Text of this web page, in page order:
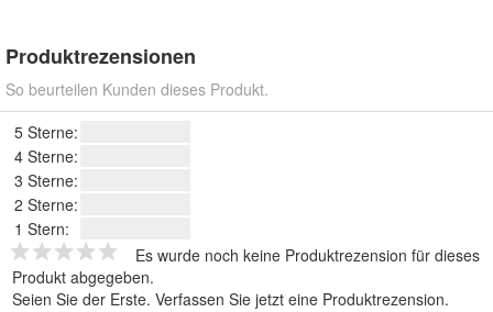
Produktrezensionen
So beurteilen Kunden dieses Produkt.
5 Sterne:
4 Sterne:
3 Sterne:
2 Sterne:
1 Stern:
Es wurde noch keine Produktrezension für dieses
Produkt abgegeben.
Seien Sie der Erste. Verfassen Sie jetzt eine Produktrezension.